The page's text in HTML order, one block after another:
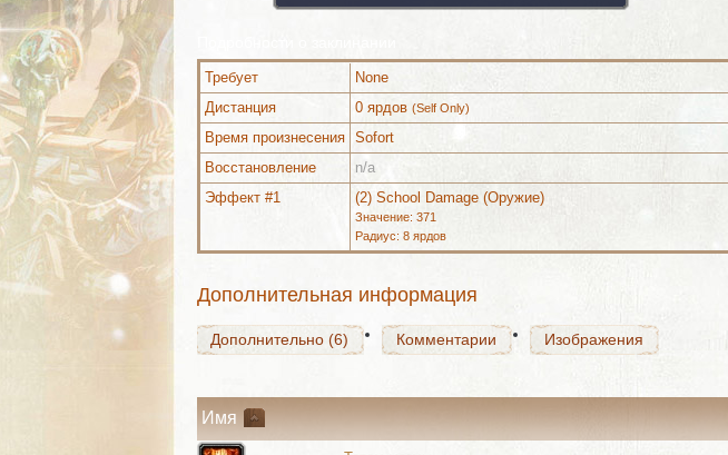
Требует
None
Дистанция
0 ярдов (Self Only)
Время произнесения Sofort
Восстановление
n/a
Эффект #1
(2) School Damage (Оружие)
Значение: 371
Радиус: 8 ярдов
Дополнительная информация
Дополнительно (6)
Дополнительно (6) Комментарии Изображения
Дополнительно (6) Комментарии Изображения
Имя